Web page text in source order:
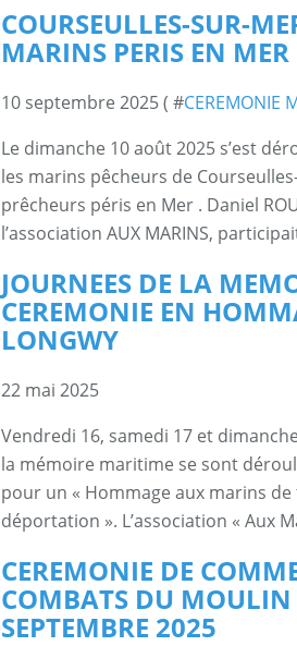
COURSEULLES-SUR-
MARINS PERIS EN MER
10 septembre 2025 ( #CEREMONIE
Le dimanche 10 août 2025 s’est
les marins pêcheurs de
prêcheurs péris en Mer . Daniel
l’association AUX MARINS,
JOURNEES DE LA
CEREMONIE EN
LONGWY
22 mai 2025
Vendredi 16, samedi 17 et
la mémoire maritime se sont
pour un « Hommage aux marins
déportation ». L’association « Aux
CEREMONIE DE
COMBATS DU
SEPTEMBRE 2025